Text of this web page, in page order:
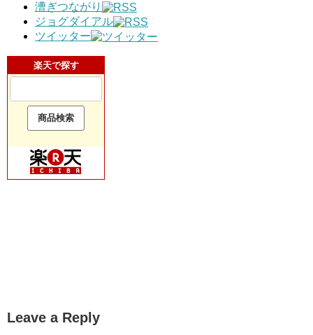
漕ぎつながり
ジョグダイアル
ツイッター
楽天で探す
Leave a Reply